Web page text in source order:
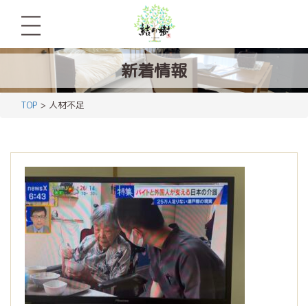
新着情報
TOP > 人材不足